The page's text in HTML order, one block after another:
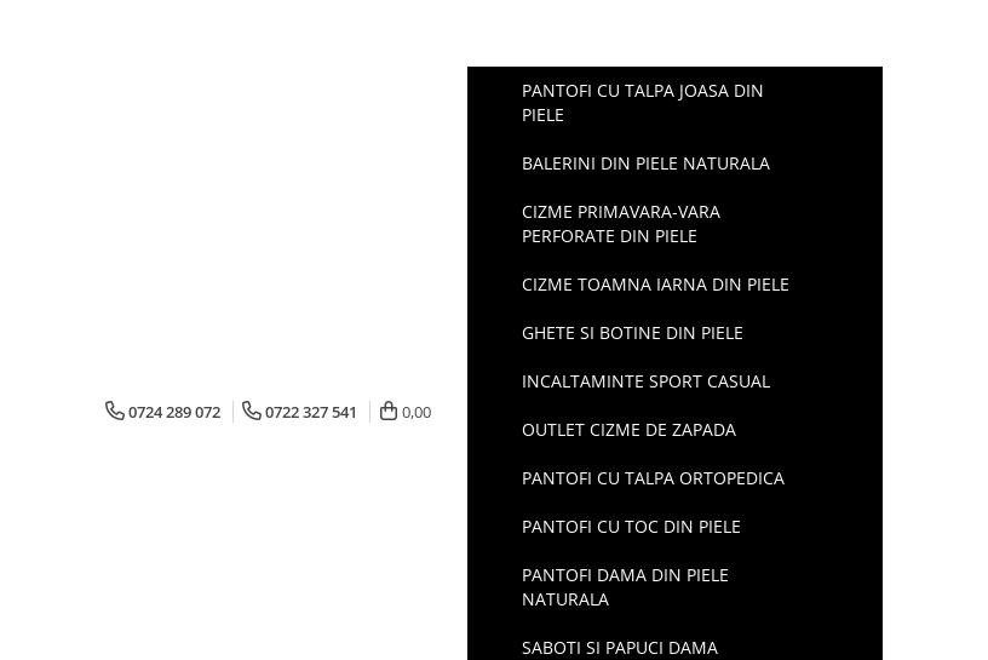
0724 289 072 0722 327 541 0,00
PANTOFI CU TALPA JOASA DIN
PIELE
BALERINI DIN PIELE NATURALA
CIZME PRIMAVARA-VARA
PERFORATE DIN PIELE
CIZME TOAMNA IARNA DIN PIELE
GHETE SI BOTINE DIN PIELE
INCALTAMINTE SPORT CASUAL
OUTLET CIZME DE ZAPADA
PANTOFI CU TALPA ORTOPEDICA
PANTOFI CU TOC DIN PIELE
PANTOFI DAMA DIN PIELE
NATURALA
SABOTI SI PAPUCI DAMA